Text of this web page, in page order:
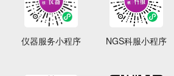
仪器服务小程序 NGS科服小程序